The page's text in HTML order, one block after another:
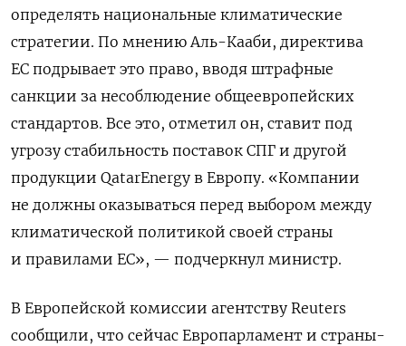
определять национальные климатические
стратегии. По мнению Аль-Кааби, директива
ЕС подрывает это право, вводя штрафные
санкции за несоблюдение общеевропейских
стандартов. Все это, отметил он, ставит под
угрозу стабильность поставок СПГ и другой
продукции QatarEnergy в Европу. «Компании
не должны оказываться перед выбором между
климатической политикой своей страны
и правилами ЕС», — подчеркнул министр.
В Европейской комиссии агентству Reuters
сообщили, что сейчас Европарламент и страны-